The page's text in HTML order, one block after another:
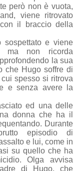
però non è vuota,
viene ritrovato
il braccio della
e viene
ma non ricorda
la sua
che Hugo soffre di
spesso si ritrova
e senza avere la
ed una delle
donna che ha il
Durante
episodio di
e lui, come in
su quello che ha
Olga avvisa
di Hugo, che